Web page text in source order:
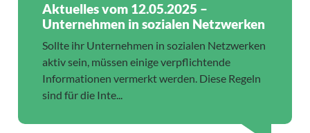
Aktuelles vom 12.05.2025 –
Unternehmen in sozialen Netzwerken
Sollte ihr Unternehmen in sozialen Netzwerken
aktiv sein, müssen einige verpflichtende
Informationen vermerkt werden. Diese Regeln
sind für die Inte...